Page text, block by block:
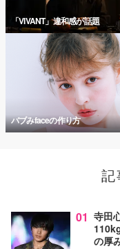
「VIVANT」違和感が話題
バブみfaceの作り方
01 寺田
の厚